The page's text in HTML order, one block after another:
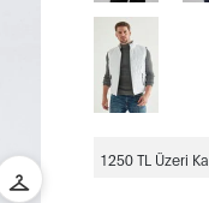
1250 TL Üzeri